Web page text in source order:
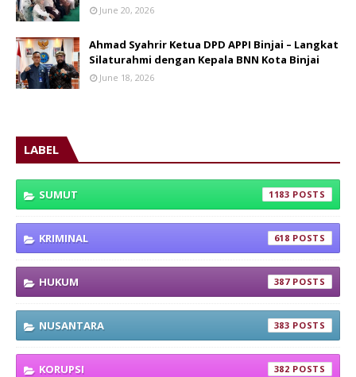
June 20, 2026
Ahmad Syahrir Ketua DPD APPI Binjai – Langkat
Silaturahmi dengan Kepala BNN Kota Binjai
June 18, 2026
LABEL
SUMUT 1183
KRIMINAL 618
HUKUM 387
NUSANTARA 383
KORUPSI 382